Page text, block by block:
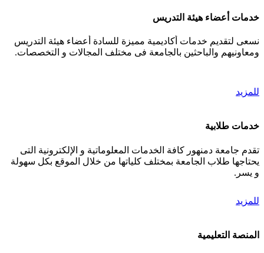
خدمات أعضاء هيئة التدريس
نسعى لتقديم خدمات أكاديمية مميزة للسادة أعضاء هيئة التدريس
ومعاونيهم والباحثين بالجامعة فى مختلف المجالات و التخصصات.
للمزيد
خدمات طلابية
تقدم جامعة دمنهور كافة الخدمات المعلوماتية و الإلكترونية التى
يحتاجها طلاب الجامعة بمختلف كلياتها من خلال الموقع بكل سهولة
و يسر.
للمزيد
المنصة التعليمية